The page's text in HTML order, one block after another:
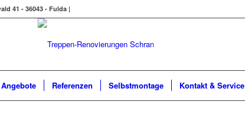
41 - 36043 - Fulda |
Angebote Referenzen Selbstmontage Kontakt & Service